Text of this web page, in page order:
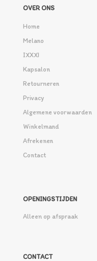
OVER ONS
Home
Melano
IXXXI
Kapsalon
Retourneren
Privacy
Algemene voorwaarden
Winkelmand
Afrekenen
Contact
OPENINGSTIJDEN
Alleen op afspraak
CONTACT